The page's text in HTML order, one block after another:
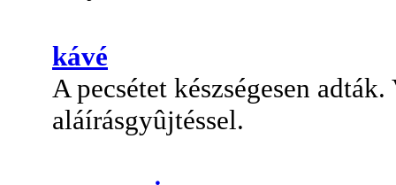
kávé
A pecsétet készségesen
aláírásgyûjtéssel.